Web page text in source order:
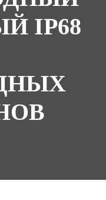
IP68